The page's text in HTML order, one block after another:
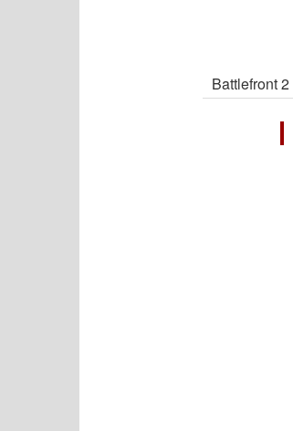
Battlefront 2